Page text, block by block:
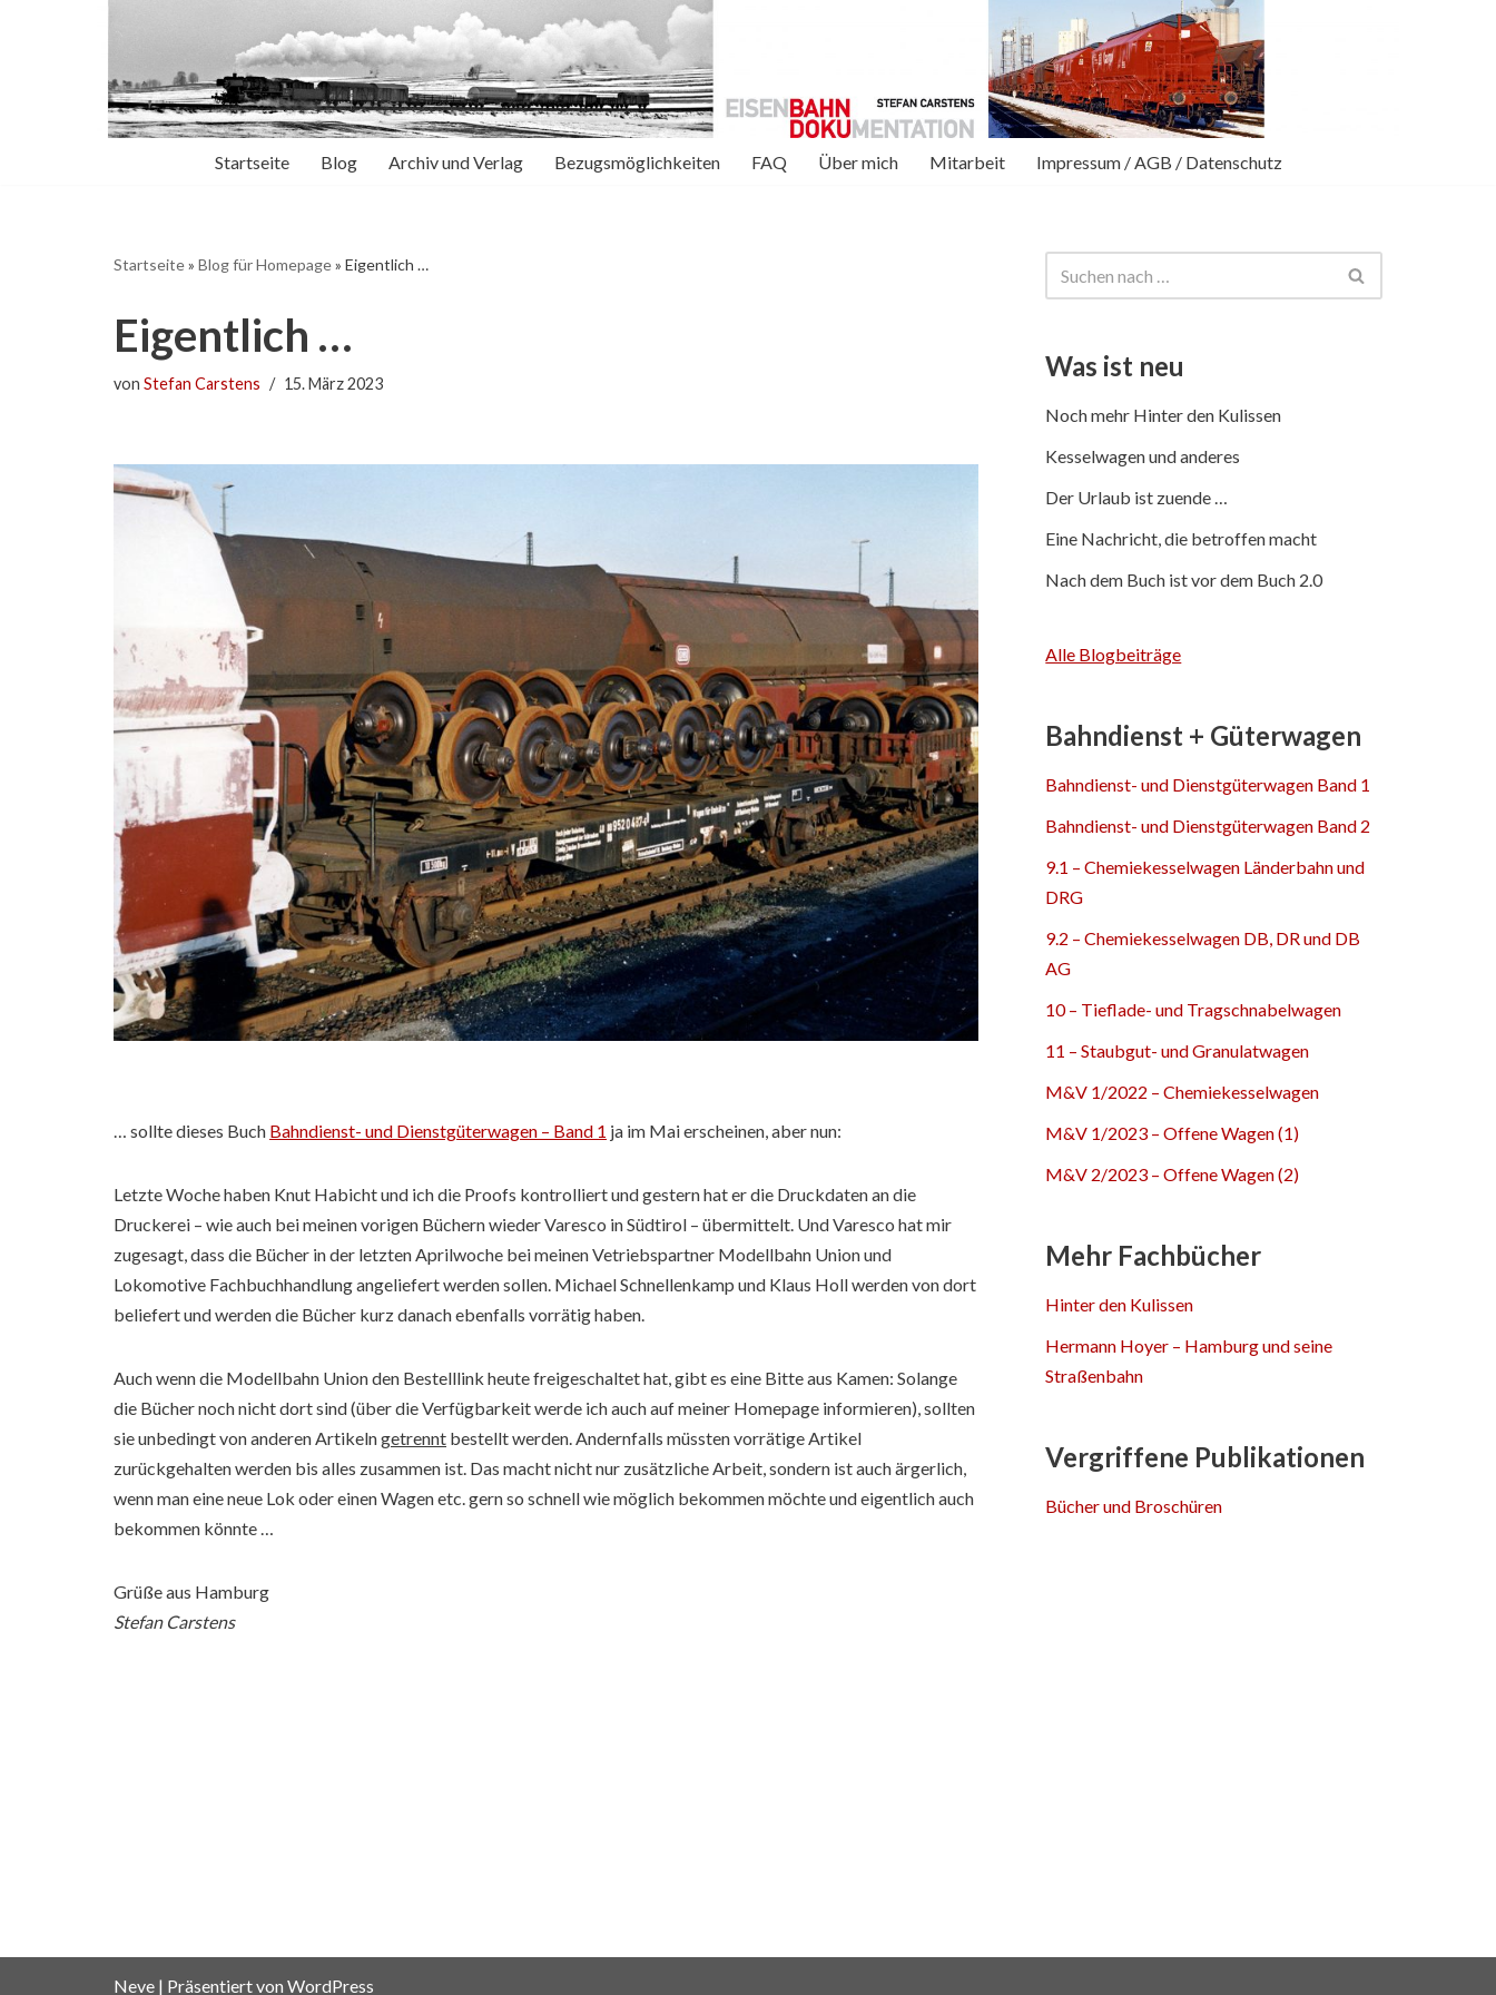
Startseite
Blog Archiv und Verlag Bezugsmöglichkeiten FAQ Über mich Mitarbeit Impressum / AGB / Datenschutz
Startseite» Blog für Homepage» Eigentlich …
Eigentlich …
von Stefan Carstens 15. März 2023
… sollte dieses Buch Bahndienst- und Dienstgüterwagen – Band 1 ja im Mai erscheinen, aber nun:
Letzte Woche haben Knut Habicht und ich die Proofs kontrolliert und gestern hat er die Druckdaten an die
Druckerei – wie auch bei meinen vorigen Büchern wieder Varesco in Südtirol – übermittelt. Und Varesco hat mir
zugesagt, dass die Bücher in der letzten Aprilwoche bei meinen Vetriebspartner Modellbahn Union und
Lokomotive Fachbuchhandlung angeliefert werden sollen. Michael Schnellenkamp und Klaus Holl werden von dort
beliefert und werden die Bücher kurz danach ebenfalls vorrätig haben.
Auch wenn die Modellbahn Union den Bestelllink heute freigeschaltet hat, gibt es eine Bitte aus Kamen: Solange
die Bücher noch nicht dort sind (über die Verfügbarkeit werde ich auch auf meiner Homepage informieren), sollten
sie unbedingt von anderen Artikelngetrennt bestellt werden. Andernfalls müssten vorrätige Artikel
zurückgehalten werden bis alles zusammen ist. Das macht nicht nur zusätzliche Arbeit, sondern ist auch ärgerlich,
wenn man eine neue Lok oder einen Wagen etc. gern so schnell wie möglich bekommen möchte und eigentlich auch
bekommen könnte …
Grüße aus Hamburg
Stefan Carstens
Was ist neu
Noch mehr Hinter den Kulissen
Kesselwagen und anderes
Der Urlaub ist zuende …
Eine Nachricht, die betroffen macht
Nach dem Buch ist vor dem Buch 2.0
Alle Blogbeiträge
Bahndienst + Güterwagen
Bahndienst- und Dienstgüterwagen Band 1
Bahndienst- und Dienstgüterwagen Band 2
9.1 – Chemiekesselwagen Länderbahn und
DRG
9.2 – Chemiekesselwagen DB, DR und DB
AG
10 – Tieflade- und Tragschnabelwagen
11 – Staubgut- und Granulatwagen
M&V 1/2022 – Chemiekesselwagen
M&V 1/2023 – Offene Wagen (1)
M&V 2/2023 – Offene Wagen (2)
Mehr Fachbücher
Hinter den Kulissen
Hermann Hoyer – Hamburg und seine
Straßenbahn
Vergriffene Publikationen
Bücher und Broschüren
Neve | Präsentiert von WordPress